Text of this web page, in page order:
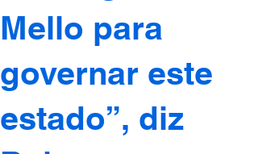
Mello para
governar este
estado”, diz